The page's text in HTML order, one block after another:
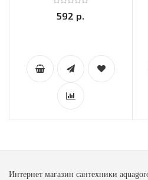
592 р.
Интернет магазин сантехники